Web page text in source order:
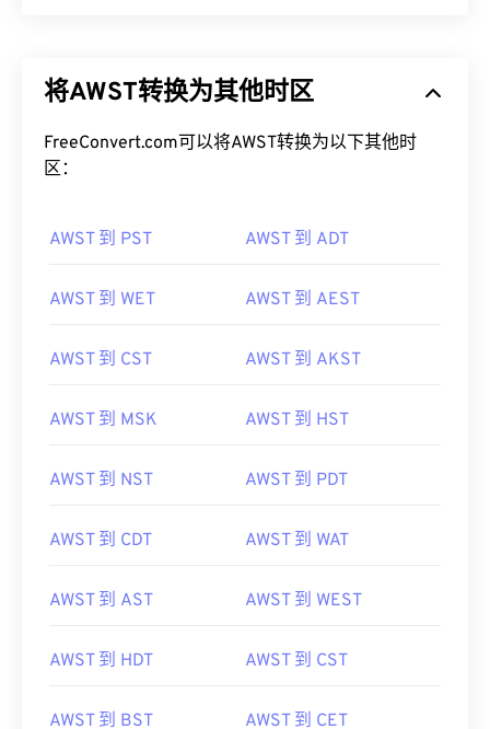
将AWST转换为其他时区
FreeConvert.com可以将AWST转换为以下其他时
区：
AWST 到 PST AWST 到 ADT
AWST 到 WET AWST 到 AEST
AWST 到 CST AWST 到 AKST
AWST 到 MSK AWST 到 HST
AWST 到 NST AWST 到 PDT
AWST 到 CDT AWST 到 WAT
AWST 到 AST AWST 到 WEST
AWST 到 HDT AWST 到 CST
AWST 到 BST AWST 到 CET